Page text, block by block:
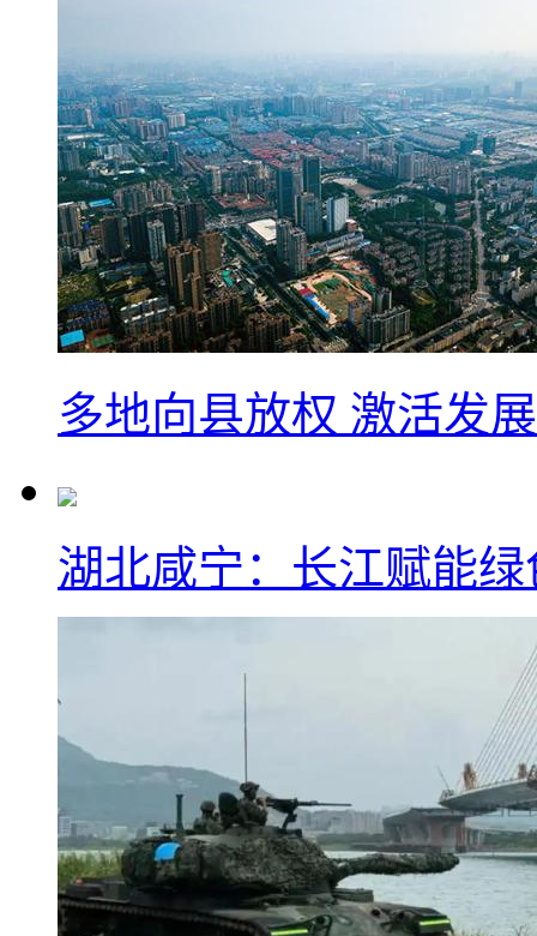
多地向县放权 激活发
湖北咸宁：长江赋能